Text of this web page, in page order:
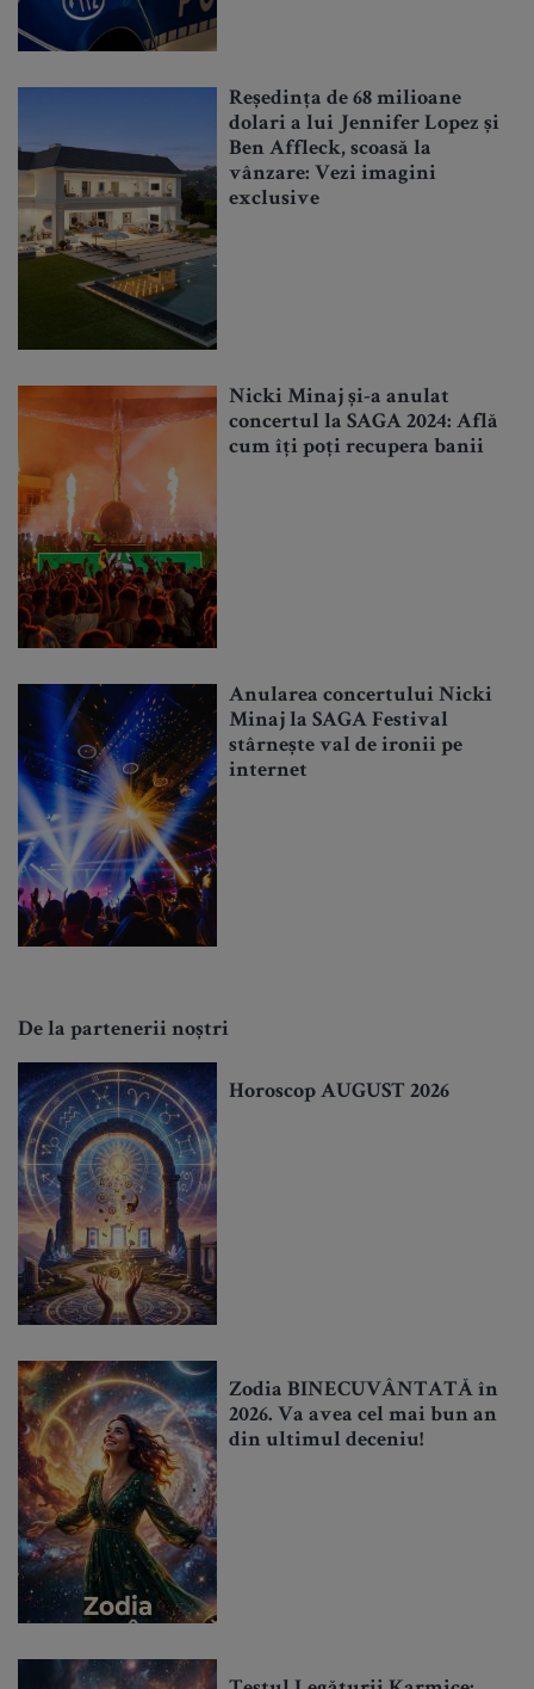
Reședința de 68 milioane
dolari a lui Jennifer Lopez și
Ben Affleck, scoasă la
vânzare: Vezi imagini
exclusive
Nicki Minaj și-a anulat
concertul la SAGA 2024: Află
cum îți poți recupera banii
Anularea concertului Nicki
Minaj la SAGA Festival
stârnește val de ironii pe
internet
De la partenerii noștri
Horoscop AUGUST 2026
Zodia BINECUVÂNTATĂ în
2026. Va avea cel mai bun an
din ultimul deceniu!